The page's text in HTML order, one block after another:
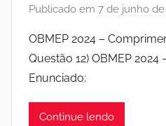
Publicado em 7 de junho de
OBMEP 2024 –
Questão 12) OBMEP 2024
Enunciado:
Continue lendo